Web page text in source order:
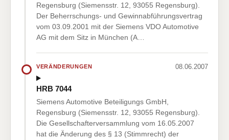
Regensburg (Siemensstr. 12, 93055 Regensburg).
Der Beherrschungs- und Gewinnabführungsvertrag
vom 03.09.2001 mit der Siemens VDO Automotive
AG mit dem Sitz in München (A…
VERÄNDERUNGEN 08.06.2007
HRB 7044
Siemens Automotive Beteiligungs GmbH,
Regensburg (Siemensstr. 12, 93055 Regensburg).
Die Gesellschafterversammlung vom 16.05.2007
hat die Änderung des § 13 (Stimmrecht) der